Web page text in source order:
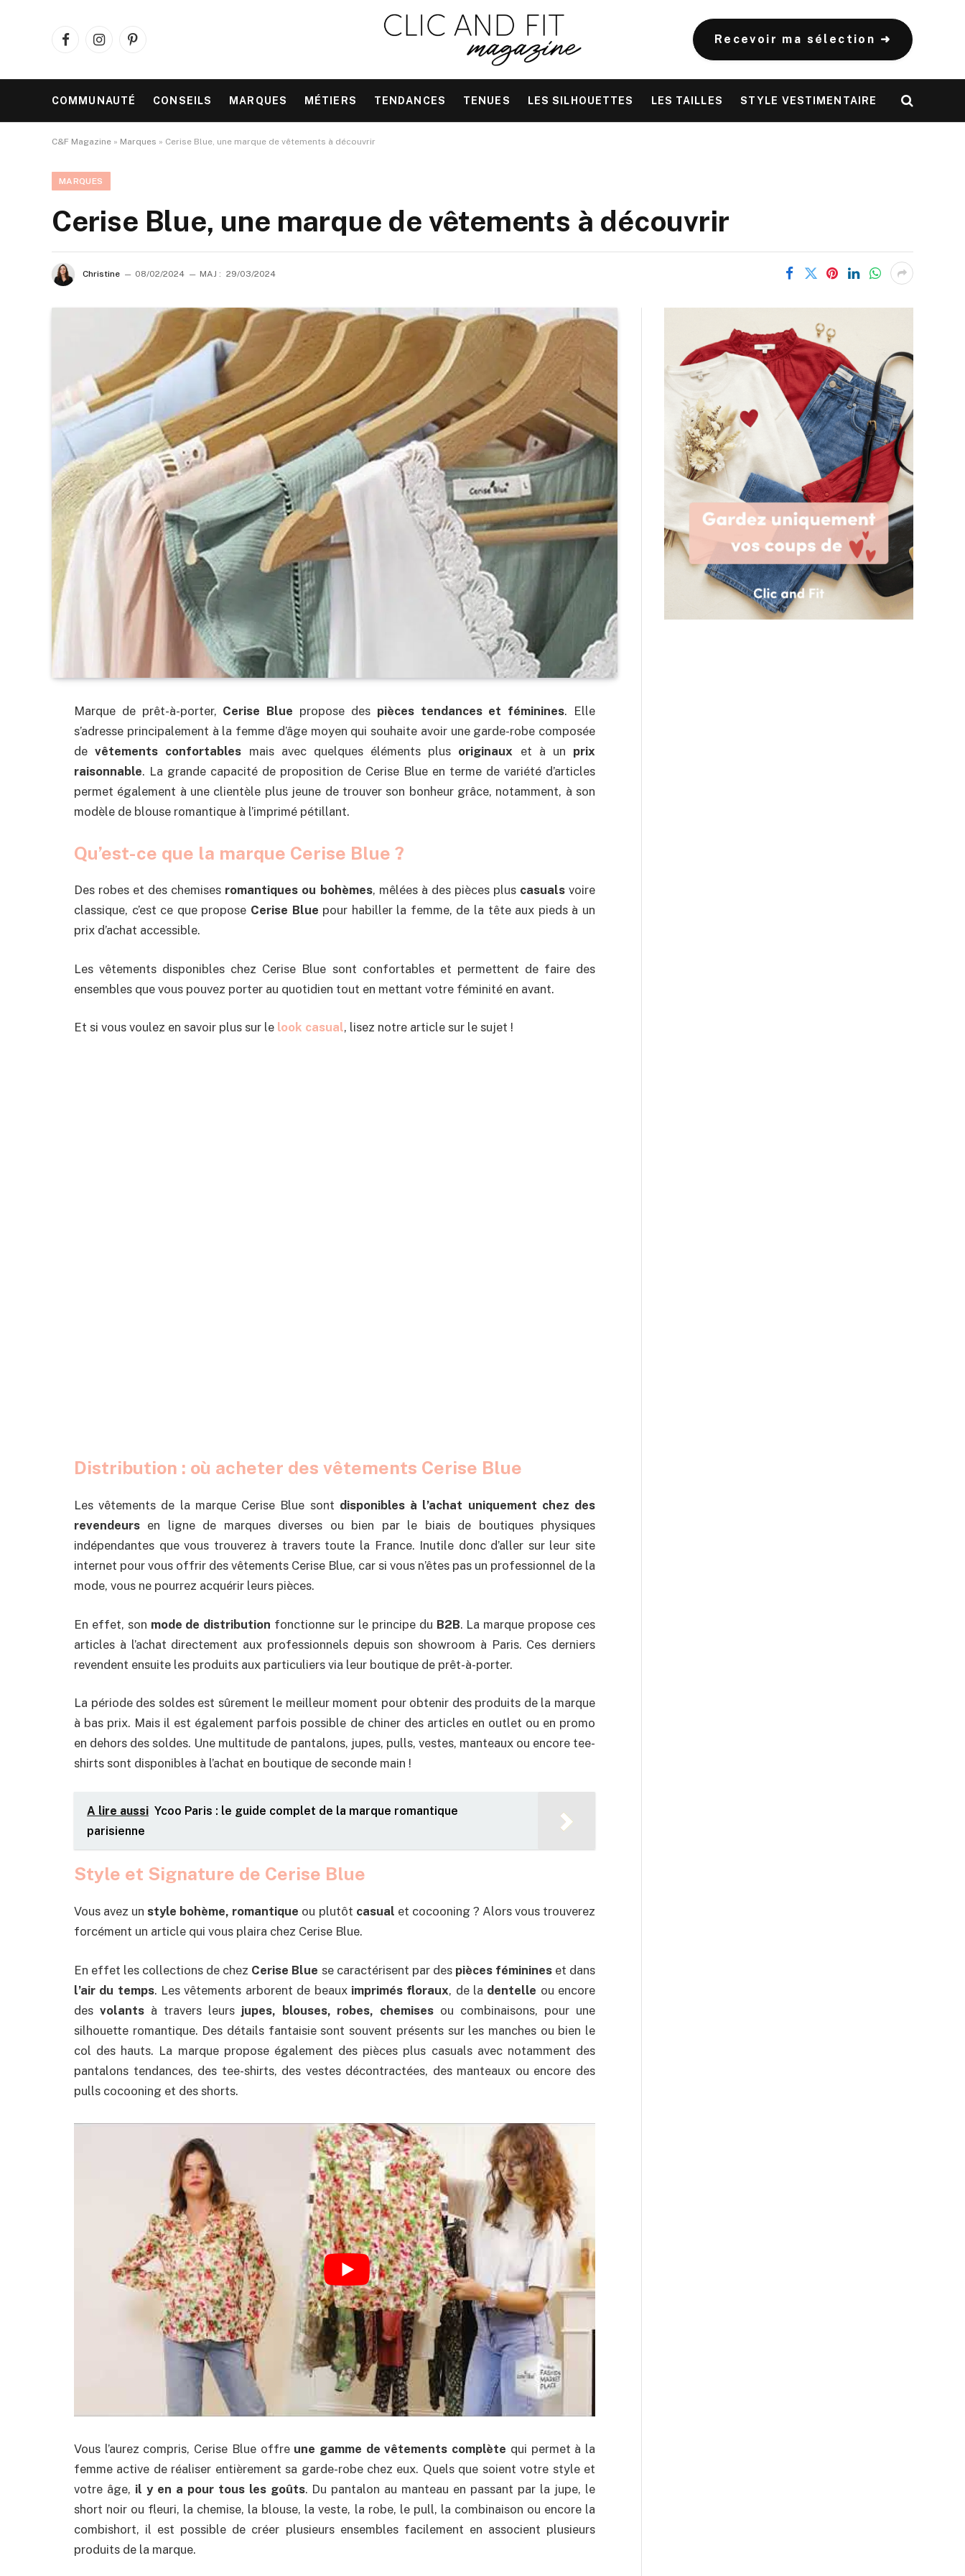
FacebookInstagramPinterest Recevoir ma sélection ➜
COMMUNAUTÉ CONSEILS MARQUES MÉTIERS TENDANCES TENUES LES SILHOUETTES LES TAILLES STYLE VESTIMENTAIRE
C&F Magazine » Marques » Cerise Blue, une marque de vêtements à découvrir
MARQUES
Cerise Blue, une marque de vêtements à découvrir
Christine 08/02/2024 MAJ : 29/03/2024
Marque de prêt-à-porter, Cerise Blue propose des pièces tendances et féminines. Elle
s’adresse principalement à la femme d’âge moyen qui souhaite avoir une garde-robe composée
devêtements confortables mais avec quelques éléments plus originaux et à un prix
raisonnable. La grande capacité de proposition de Cerise Blue en terme de variété d’articles
permet également à une clientèle plus jeune de trouver son bonheur grâce, notamment, à son
modèle de blouse romantique à l’imprimé pétillant.
Qu’est-ce que la marque Cerise Blue ?
Des robes et des chemises romantiques ou bohèmes, mêlées à des pièces plus casualsvoire
classique, c’est ce que propose Cerise Blue pour habiller la femme, de la tête aux pieds à un
prix d’achat accessible.
Les vêtements disponibles chez Cerise Blue sont confortables et permettent de faire des
ensembles que vous pouvez porter au quotidien tout en mettant votre féminité en avant.
Et si vous voulez en savoir plus sur le look casual, lisez notre article sur le sujet !
Distribution : où acheter des vêtements Cerise Blue
Les vêtements de la marque Cerise Blue sont disponibles à l’achat uniquement chez des
revendeurs en ligne de marques diverses ou bien par le biais de boutiques physiques
indépendantes que vous trouverez à travers toute la France. Inutile donc d’aller sur leur site
internet pour vous offrir des vêtements Cerise Blue, car si vous n’êtes pas un professionnel de la
mode, vous ne pourrez acquérir leurs pièces.
En effet, son mode de distribution fonctionne sur le principe du B2B. La marque propose ces
articles à l’achat directement aux professionnels depuis son showroom à Paris. Ces derniers
revendent ensuite les produits aux particuliers via leur boutique de prêt-à-porter.
La période des soldes est sûrement le meilleur moment pour obtenir des produits de la marque
à bas prix. Mais il est également parfois possible de chiner des articles en outlet ou en promo
en dehors des soldes. Une multitude de pantalons, jupes, pulls, vestes, manteaux ou encore tee-
shirts sont disponibles à l’achat en boutique de seconde main !
A lire aussi Ycoo Paris : le guide complet de la marque romantique
parisienne
Style et Signature de Cerise Blue
Vous avez un style bohème, romantique ou plutôt casual et cocooning ? Alors vous trouverez
forcément un article qui vous plaira chez Cerise Blue.
En effet les collections de chez Cerise Blue se caractérisent par des pièces féminineset dans
l’air du temps. Les vêtements arborent de beaux imprimés floraux, de la dentelle ou encore
des volantsà travers leurs jupes, blouses, robes, chemises ou combinaisons, pour une
silhouette romantique. Des détails fantaisie sont souvent présents sur les manches ou bien le
col des hauts. La marque propose également des pièces plus casuals avec notamment des
pantalons tendances, des tee-shirts, des vestes décontractées, des manteaux ou encore des
pulls cocooning et des shorts.
Vous l’aurez compris, Cerise Blue offre une gamme de vêtements complète qui permet à la
femme active de réaliser entièrement sa garde-robe chez eux. Quels que soient votre style et
votre âge, il y en a pour tous les goûts. Du pantalon au manteau en passant par la jupe, le
short noir ou fleuri, la chemise, la blouse, la veste, la robe, le pull, la combinaison ou encore la
combishort, il est possible de créer plusieurs ensembles facilement en associent plusieurs
produits de la marque.